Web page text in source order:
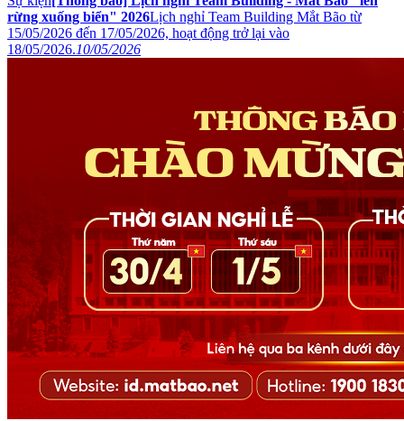
rừng xuống biển" 2026Lịch nghỉ Team Building Mắt Bão từ
15/05/2026 đến 17/05/2026, hoạt động trở lại vào
18/05/2026.10/05/2026